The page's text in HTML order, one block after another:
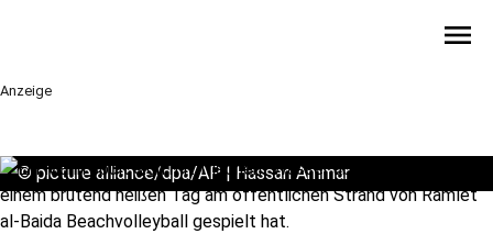
menu
Anzeige
© picture alliance/dpa/AP | Hassan Ammar